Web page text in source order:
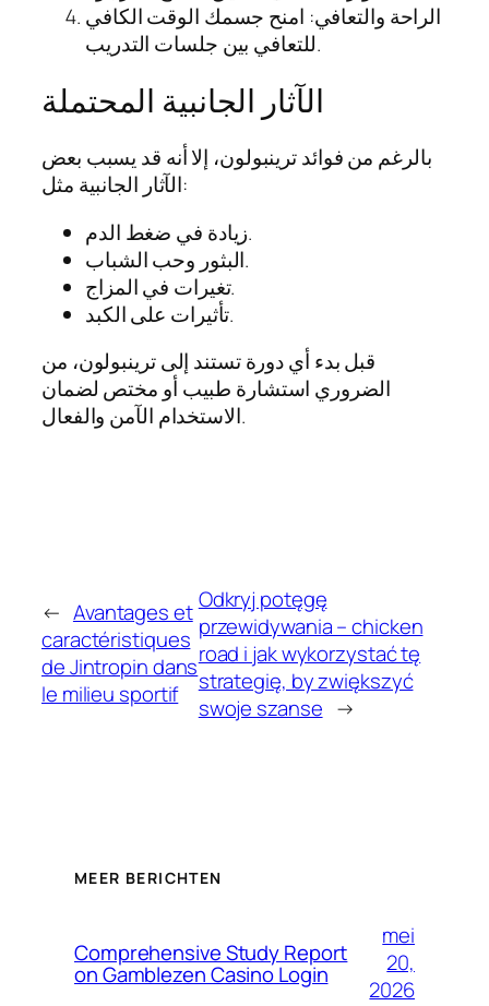
الراحة والتعافي: امنح جسمك الوقت الكافي
للتعافي بين جلسات التدريب.
الآثار الجانبية المحتملة
بالرغم من فوائد ترينبولون، إلا أنه قد يسبب بعض
الآثار الجانبية مثل:
زيادة في ضغط الدم.
البثور وحب الشباب.
تغيرات في المزاج.
تأثيرات على الكبد.
قبل بدء أي دورة تستند إلى ترينبولون، من
الضروري استشارة طبيب أو مختص لضمان
الاستخدام الآمن والفعال.
← Avantages et
caractéristiques
de Jintropin dans
le milieu sportif
Odkryj potęgę
przewidywania – chicken
road i jak wykorzystać tę
strategię, by zwiększyć
swoje szanse →
MEER BERICHTEN
Comprehensive Study Report
on Gamblezen Casino Login
mei
20,
2026